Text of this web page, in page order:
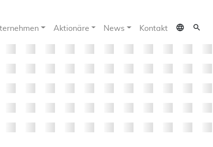
Aktionäre News Kontakt language search